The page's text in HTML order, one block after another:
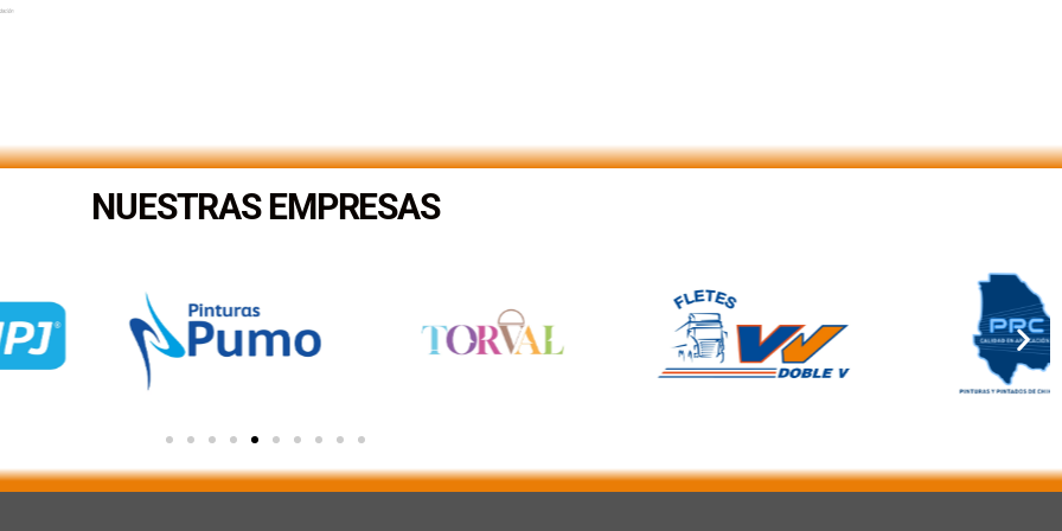
NUESTRAS EMPRESAS